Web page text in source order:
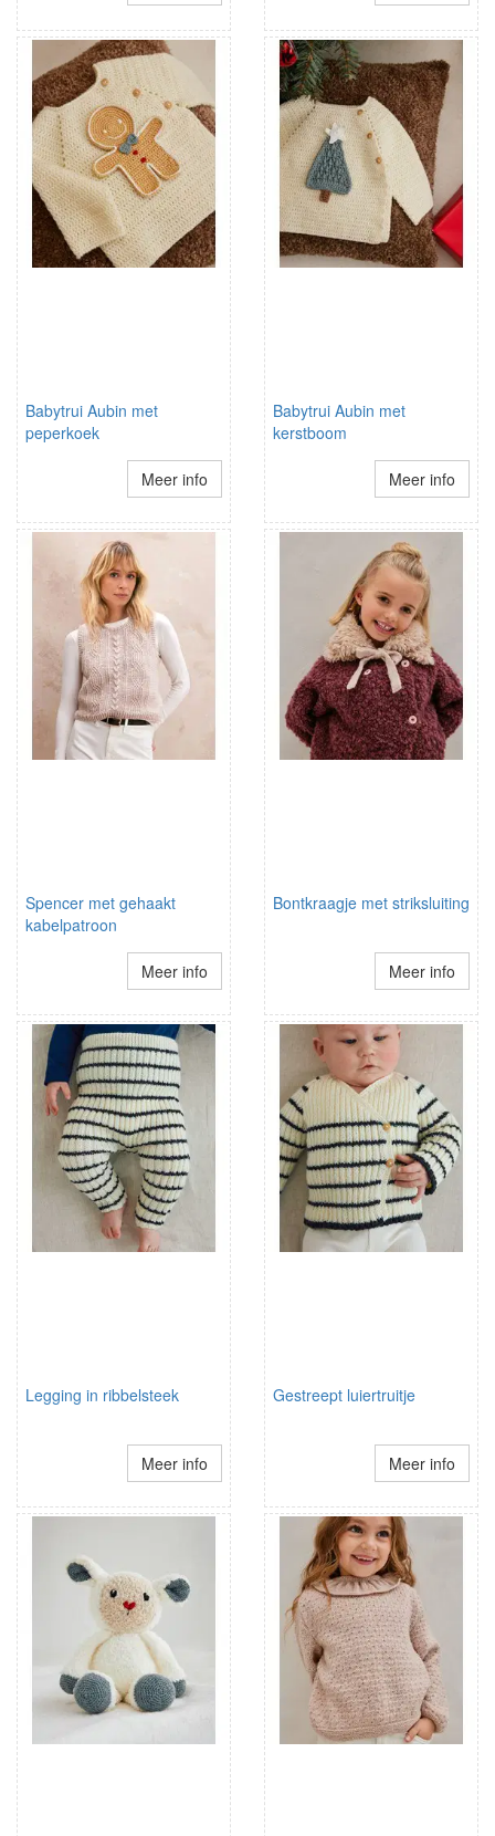
Babytrui Aubin met
peperkoek
Meer info
Babytrui Aubin met
kerstboom
Meer info
Spencer met gehaakt
kabelpatroon
Meer info
Bontkraagje met striksluiting
Meer info
Legging in ribbelsteek
Meer info
Gestreept luiertruitje
Meer info